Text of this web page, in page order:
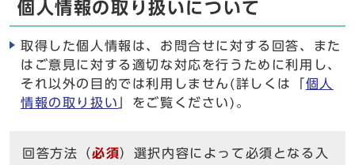
個人情報の取り扱いについて
取得した個人情報は、お問合せに対する回答、また
はご意見に対する適切な対応を行うために利用し、
それ以外の目的では利用しません(詳しくは「 個人
情報の取り扱い
」をご覧ください)。
回答方法 （必須）選択内容によって必須となる入